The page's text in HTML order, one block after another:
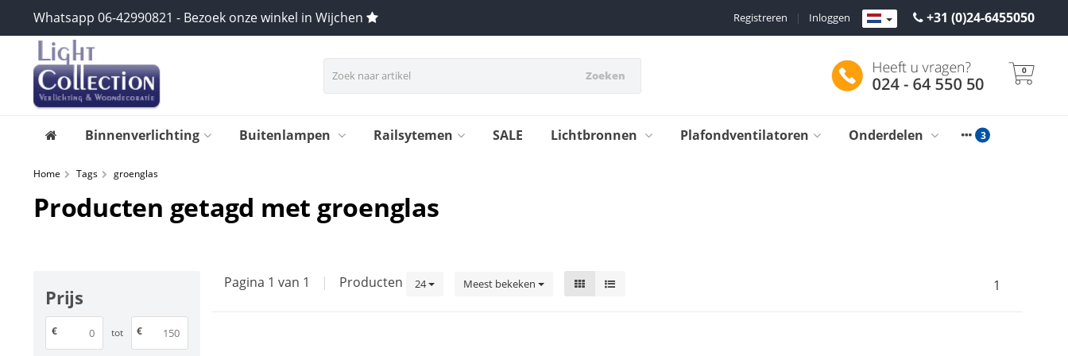
Whatsapp 06-42990821 - Bezoek onze winkel in Wijchen +31 (0)24-6455050
Inloggen
|
Registreren
Zoeken 0
Binnenverlichting Buitenlampen Railsytemen SALE Lichtbronnen Plafondventilatoren Onderdelen
Home Tags groenglas
Producten getagd met groenglas
Prijs
€ tot €
Pagina 1 van 1 | Producten 24 Meest bekeken 1